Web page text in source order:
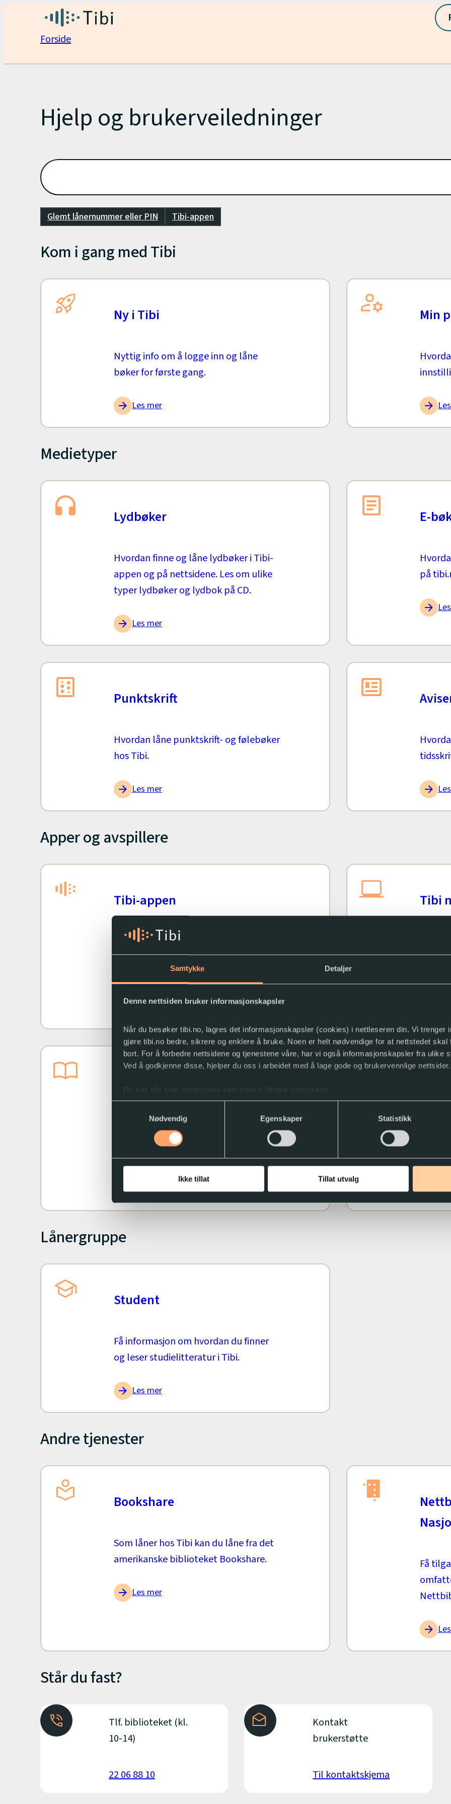
Samtykke Detaljer
Denne nettsiden bruker informasjonskapsler
Når du besøker tibi.no, lagres det informasjonskapsler (cookies) i nettleseren din. Vi trenger
gjøre tibi.no bedre, sikrere og enklere å bruke. Noen er helt nødvendige for at nettstedet
bort. For å forbedre nettsidene og tjenestene våre, har vi også informasjonskapsler fra ulike
Ved å godkjenne disse, hjelper du oss i arbeidet med å lage gode og brukervennlige nettsider.
Du kan når som helst endre eller trekke tilbake samtykket.
Nødvendig
Egenskaper Statistikk
Ikke tillat Tillat utvalg
Tibi
Forside
Hjelp
Hjelp og brukerveiledninger
Glemt lånernummer eller PIN Tibi-appen
Kom i gang med Tibi
Ny i Tibi
Nyttig info om å logge inn og låne
bøker for første gang.
Les mer
Min
Medietyper
Lydbøker
Hvordan finne og låne lydbøker i Tibi-
appen og på nettsidene. Les om ulike
typer lydbøker og lydbok på CD.
Les mer
E-
på
Punktskrift
Hvordan låne punktskrift- og følebøker
hos Tibi.
Les mer
Apper og avspillere
Tibi-appen
Nyttig info om de vanligste
funksjonene for lydbøker og e-bøker i
Les mer
Tibi
Hvordan bruke leseappen EasyReader
for å spille av lydbøker og e-bøker fra
Tibi.
Les mer
Les
til
Lånergruppe
Student
Få informasjon om hvordan du finner
og leser studielitteratur i Tibi.
Les mer
Andre tjenester
Bookshare
Som låner hos Tibi kan du låne fra det
amerikanske biblioteket Bookshare.
Les mer
Få
Står du fast?
Tlf. biblioteket (kl.
10-14)
22 06 88 10
Kontakt
brukerstøtte
Til kontaktskjema